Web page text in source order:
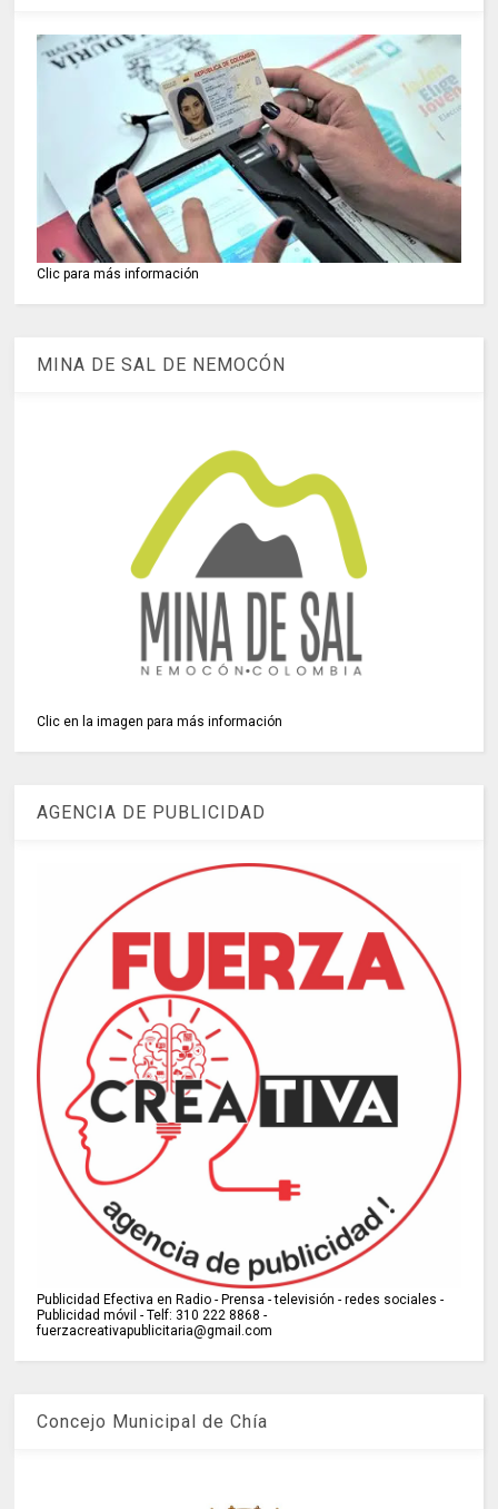
Clic para más información
MINA DE SAL DE NEMOCÓN
Clic en la imagen para más información
AGENCIA DE PUBLICIDAD
Publicidad Efectiva en Radio - Prensa - televisión - redes sociales -
Publicidad móvil - Telf: 310 222 8868 -
fuerzacreativapublicitaria@gmail.com
Concejo Municipal de Chía